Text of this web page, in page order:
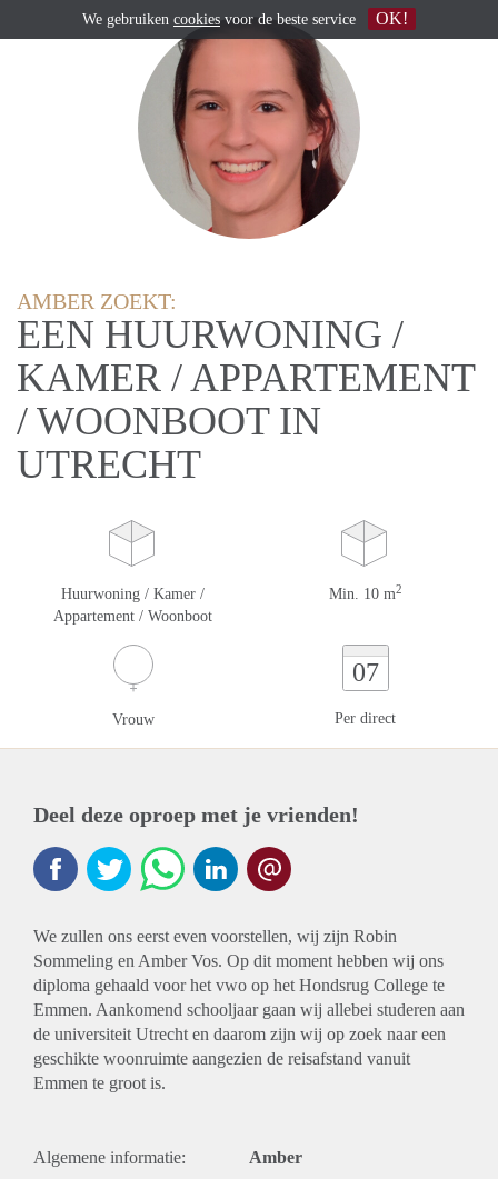
AMBER ZOEKT:
EEN HUURWONING /
KAMER / APPARTEMENT
/ WOONBOOT IN
UTRECHT
Huurwoning / Kamer /
Appartement / Woonboot
Min. 10 m2
Vrouw
07
Per direct
Deel deze oproep met je vrienden!
We zullen ons eerst even voorstellen, wij zijn Robin
Sommeling en Amber Vos. Op dit moment hebben wij ons
diploma gehaald voor het vwo op het Hondsrug College te
Emmen. Aankomend schooljaar gaan wij allebei studeren aan
de universiteit Utrecht en daarom zijn wij op zoek naar een
geschikte woonruimte aangezien de reisafstand vanuit
Emmen te groot is.
Algemene informatie: Amber
We gebruiken cookies voor de beste service OK!